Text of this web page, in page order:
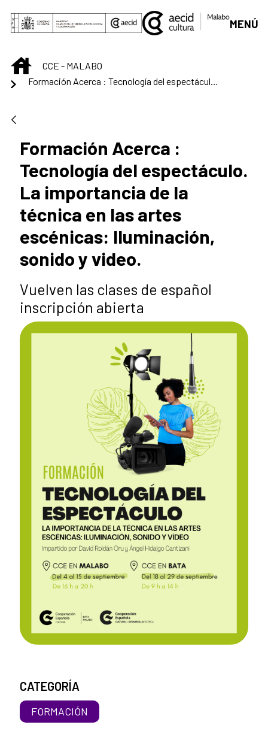
Skip to Main Content
MENÚ
INICIOCCE - MALABO
Formación Acerca : Tecnología del espectáculo. La importancia de la técnica en las artes escénicas: Iluminación, sonido y video.
Formación Acerca :
Tecnología del espectáculo.
La importancia de la
técnica en las artes
escénicas: Iluminación,
sonido y video.
Vuelven las clases de español
inscripción abierta
CATEGORÍA
FORMACIÓN